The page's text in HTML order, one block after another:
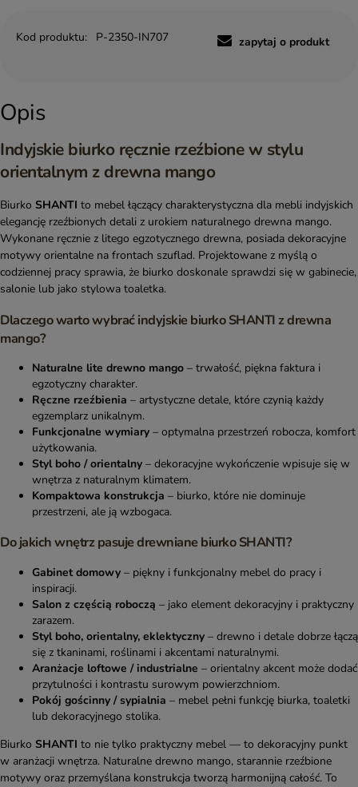
Kod produktu: P-2350-IN707 zapytaj o produkt
Opis
Indyjskie biurko ręcznie rzeźbione w stylu
orientalnym z drewna mango
Biurko SHANTI to mebel łączący charakterystyczna dla mebli indyjskich
elegancję rzeźbionych detali z urokiem naturalnego drewna mango.
Wykonane ręcznie z litego egzotycznego drewna, posiada dekoracyjne
motywy orientalne na frontach szuflad. Projektowane z myślą o
codziennej pracy sprawia, że biurko doskonale sprawdzi się w gabinecie,
salonie lub jako stylowa toaletka.
Dlaczego warto wybrać indyjskie biurko SHANTI z drewna
mango?
Naturalne lite drewno mango – trwałość, piękna faktura i
egzotyczny charakter.
Ręczne rzeźbienia – artystyczne detale, które czynią każdy
egzemplarz unikalnym.
Funkcjonalne wymiary – optymalna przestrzeń robocza, komfort
użytkowania.
Styl boho / orientalny – dekoracyjne wykończenie wpisuje się w
wnętrza z naturalnym klimatem.
Kompaktowa konstrukcja – biurko, które nie dominuje
przestrzeni, ale ją wzbogaca.
Do jakich wnętrz pasuje drewniane biurko SHANTI?
Gabinet domowy – piękny i funkcjonalny mebel do pracy i
inspiracji.
Salon z częścią roboczą – jako element dekoracyjny i praktyczny
zarazem.
Styl boho, orientalny, eklektyczny – drewno i detale dobrze łączą
się z tkaninami, roślinami i akcentami naturalnymi.
Aranżacje loftowe / industrialne – orientalny akcent może dodać
przytulności i kontrastu surowym powierzchniom.
Pokój gościnny / sypialnia – mebel pełni funkcję biurka, toaletki
lub dekoracyjnego stolika.
Biurko SHANTI to nie tylko praktyczny mebel — to dekoracyjny punkt
w aranżacji wnętrza. Naturalne drewno mango, starannie rzeźbione
motywy oraz przemyślana konstrukcja tworzą harmonijną całość. To